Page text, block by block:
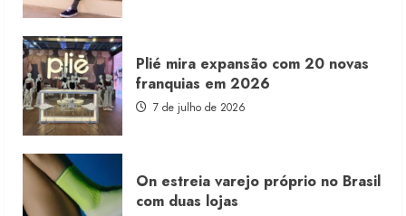
Plié mira expansão com 20 novas
franquias em 2026
7 de julho de 2026
On estreia varejo próprio no Brasil
com duas lojas